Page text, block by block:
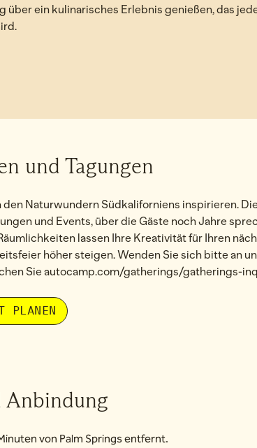
über ein kulinarisches Erlebnis genießen, das
und Tagungen
Naturwundern Südkaliforniens inspirieren. Die
und Events, über die Gäste noch Jahre
lassen Ihre Kreativität für Ihren
höher steigen. Wenden Sie sich bitte an
Sie autocamp.com/gatherings/gatherings-
PLANEN
Anbindung
von Palm Springs entfernt.